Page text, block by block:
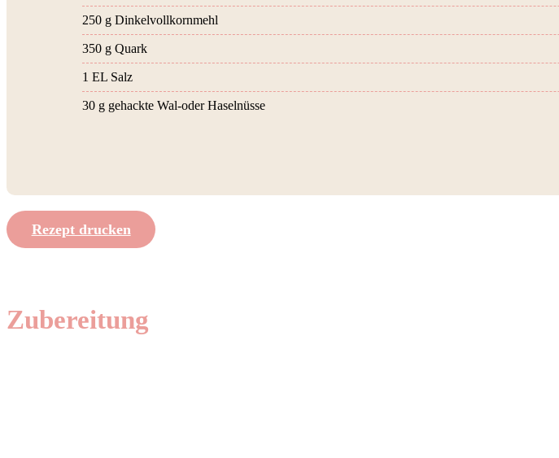
250 g Dinkelvollkornmehl
350 g Quark
1 EL Salz
30 g gehackte Wal-oder Haselnüsse
Rezept drucken
Zubereitung